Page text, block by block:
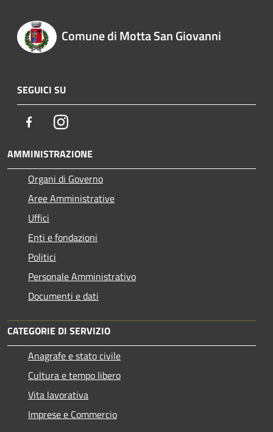
Comune di Motta San Giovanni
SEGUICI SU
FacebookInstagram
AMMINISTRAZIONE
Organi di Governo
Aree Amministrative
Uffici
Enti e fondazioni
Politici
Personale Amministrativo
Documenti e dati
CATEGORIE DI SERVIZIO
Anagrafe e stato civile
Cultura e tempo libero
Vita lavorativa
Imprese e Commercio